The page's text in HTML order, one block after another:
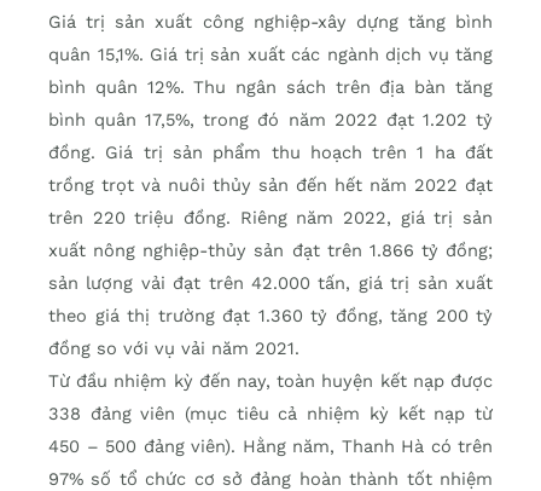
Giá trị sản xuất công nghiệp-xây dựng tăng bình
quân 15,1%. Giá trị sản xuất các ngành dịch vụ tăng
bình quân 12%. Thu ngân sách trên địa bàn tăng
bình quân 17,5%, trong đó năm 2022 đạt 1.202 tỷ
đồng. Giá trị sản phẩm thu hoạch trên 1 ha đất
trồng trọt và nuôi thủy sản đến hết năm 2022 đạt
trên 220 triệu đồng. Riêng năm 2022, giá trị sản
xuất nông nghiệp-thủy sản đạt trên 1.866 tỷ đồng;
sản lượng vải đạt trên 42.000 tấn, giá trị sản xuất
theo giá thị trường đạt 1.360 tỷ đồng, tăng 200 tỷ
đồng so với vụ vải năm 2021.
Từ đầu nhiệm kỳ đến nay, toàn huyện kết nạp được
338 đảng viên (mục tiêu cả nhiệm kỳ kết nạp từ
450 – 500 đảng viên). Hằng năm, Thanh Hà có trên
97% số tổ chức cơ sở đảng hoàn thành tốt nhiệm